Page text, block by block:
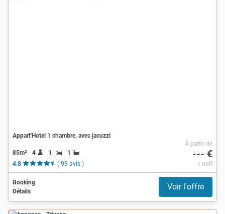
Appart'Hotel 1 chambre, avec jacuzzi
85m² 4 1
1
4.8
( 99 avis )
À partir de
--- €
/ nuit
Booking
Détails
Voir l'offre